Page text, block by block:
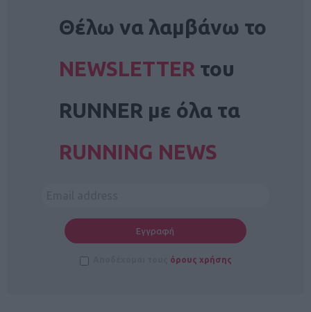
Θέλω να λαμβάνω το
NEWSLETTER του
RUNNER με όλα τα
RUNNING NEWS
όρους χρήσης